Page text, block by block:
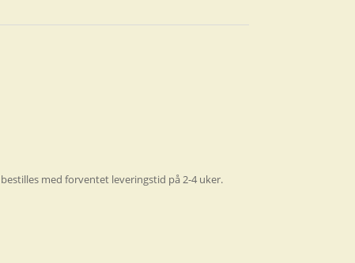
med forventet leveringstid på 2-4 uker.